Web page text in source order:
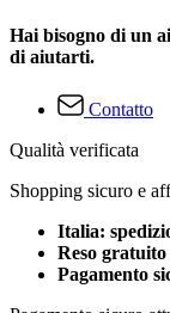
Hai bisogno di un
di aiutarti.
Contatto
Qualità verificata
Shopping sicuro e
Italia:
Reso gratuito
Pagamento